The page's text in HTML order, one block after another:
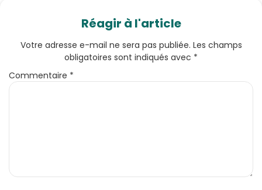
Réagir à l'article
Votre adresse e-mail ne sera pas publiée. Les champs
obligatoires sont indiqués avec *
Commentaire *